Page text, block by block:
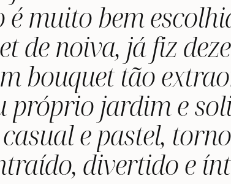
muito bem
de noiva, já fiz
bouquet tão
próprio jardim e
e pastel,
divertido e